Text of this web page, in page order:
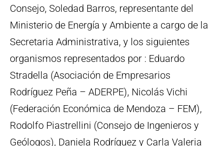
Consejo, Soledad Barros, representante del
Ministerio de Energía y Ambiente a cargo de la
Secretaria Administrativa, y los siguientes
organismos representados por : Eduardo
Stradella (Asociación de Empresarios
Rodríguez Peña – ADERPE), Nicolás Vichi
(Federación Económica de Mendoza – FEM),
Rodolfo Piastrellini (Consejo de Ingenieros y
Geólogos), Daniela Rodríguez y Carla Valeria